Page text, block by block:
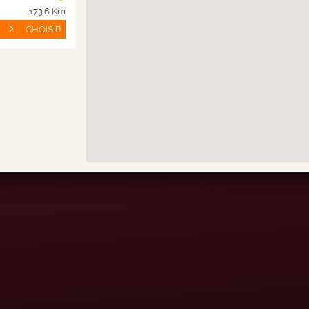
173.6 Km
CHOISIR